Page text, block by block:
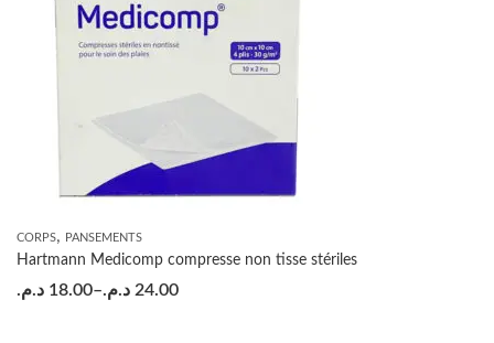
CORPS, PANSEMENTS
Hartmann Medicomp compresse non tisse stériles
18.00 د.م. – 24.00 د.م.